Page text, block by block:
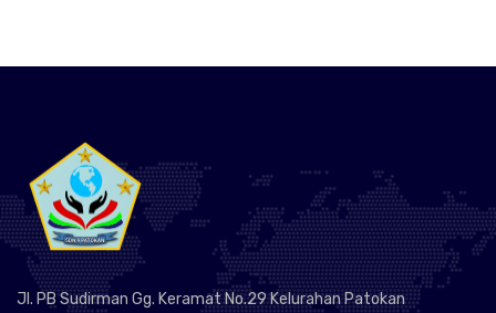
Jl. PB Sudirman Gg. Keramat No.29 Kelurahan Patokan